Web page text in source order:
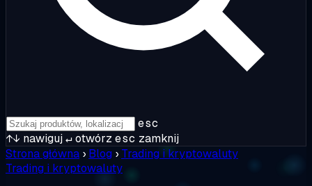
esc
↑↓ nawiguj↵otwórz esc zamknij
Strona główna › Blog › Trading i kryptowaluty
Trading i kryptowaluty